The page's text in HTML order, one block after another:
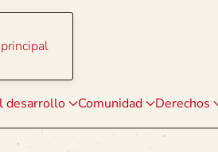
desarrollo Comunidad Derechos